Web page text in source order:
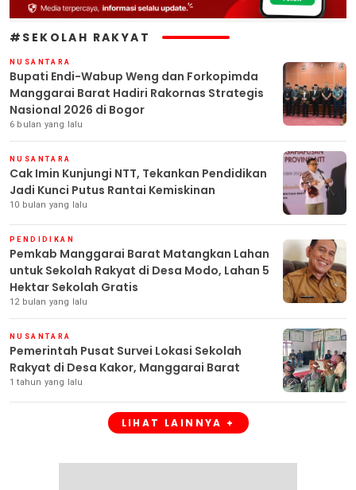
#SEKOLAH RAKYAT
NUSANTARA
Bupati Endi-Wabup Weng dan Forkopimda
Manggarai Barat Hadiri Rakornas Strategis
Nasional 2026 di Bogor
6 bulan yang lalu
NUSANTARA
Cak Imin Kunjungi NTT, Tekankan Pendidikan
Jadi Kunci Putus Rantai Kemiskinan
10 bulan yang lalu
PENDIDIKAN
Pemkab Manggarai Barat Matangkan Lahan
untuk Sekolah Rakyat di Desa Modo, Lahan 5
Hektar Sekolah Gratis
12 bulan yang lalu
NUSANTARA
Pemerintah Pusat Survei Lokasi Sekolah
Rakyat di Desa Kakor, Manggarai Barat
1 tahun yang lalu
LIHAT LAINNYA +